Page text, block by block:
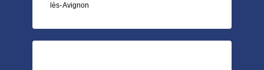
lès-Avignon